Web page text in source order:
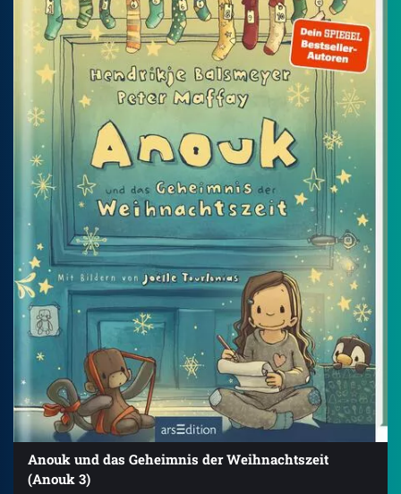
Anouk und das Geheimnis der Weihnachtszeit
(Anouk 3)